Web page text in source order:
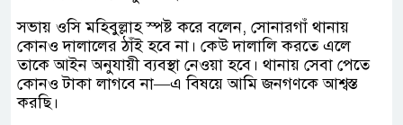
সভায় ওসি মহিবুল্লাহ স্পষ্ট করে বলেন, সোনারগাঁ থানায়
কোনও দালালের ঠাঁই হবে না। কেউ দালালি করতে এলে
তাকে আইন অনুযায়ী ব্যবস্থা নেওয়া হবে। থানায় সেবা পেতে
কোনও টাকা লাগবে না—এ বিষয়ে আমি জনগণকে আশ্বস্ত
করছি।